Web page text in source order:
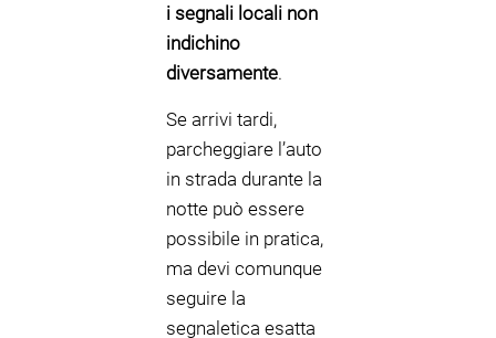
i segnali locali non
indichino
diversamente.
Se arrivi tardi,
parcheggiare l’auto
in strada durante la
notte può essere
possibile in pratica,
ma devi comunque
seguire la
segnaletica esatta